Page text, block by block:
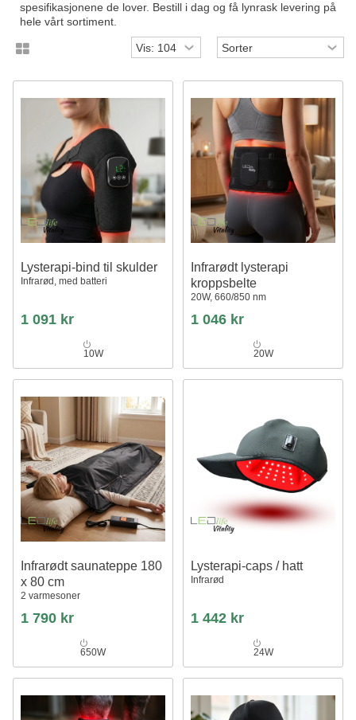
spesifikasjonene de lover. Bestill i dag og få lynrask levering på
hele vårt sortiment.
Lysterapi-bind til skulder
Infrarød, med batteri
1 091 kr
10W
Infrarødt lysterapi
kroppsbelte
20W, 660/850 nm
1 046 kr
20W
Infrarødt saunateppe 180
x 80 cm
2 varmesoner
1 790 kr
650W
Lysterapi-caps / hatt
Infrarød
1 442 kr
24W